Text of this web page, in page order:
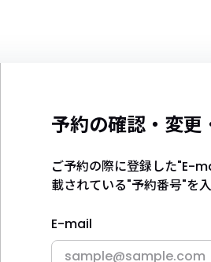
予約の確認・変更
ご予約の際に登録した"E-
載されている"予約番号"を
E-mail